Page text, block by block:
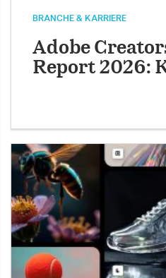
BRANCHE & KARRIERE
Adobe
Report 2026: